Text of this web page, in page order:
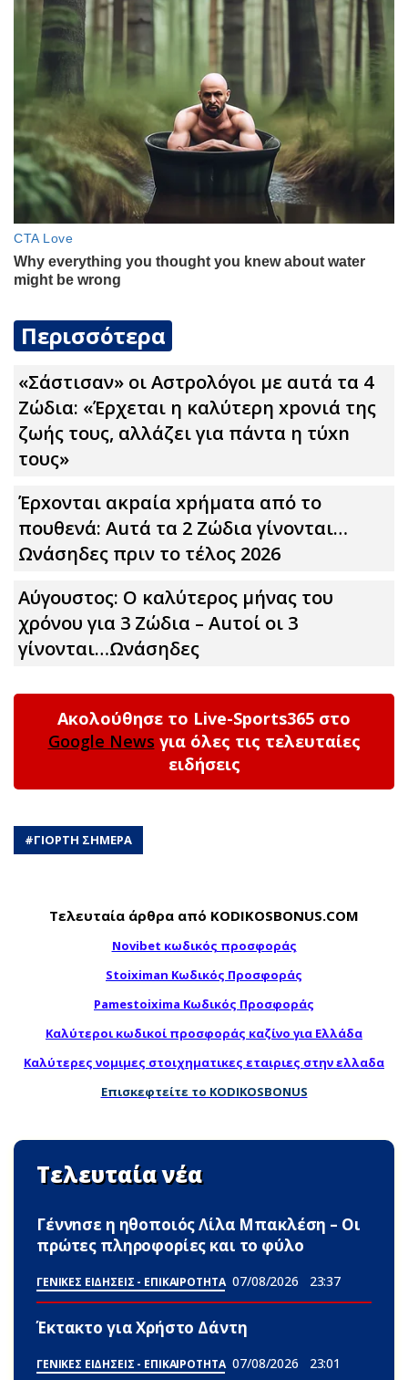
Περισσότερα
«Σάστισαν» οι Αστρολόγοι με αuτά τα 4
Zώδια: «Έρχεται η καλύτερη xpoνιά της
ζωής τους, αλλάζει για πάντα η τύxn
τους»
Έρxoνται ακpαία xpήματα από το
πουθενά: Αuτά τα 2 Zώδια γίνονται…
Ωνάσηδες πριν το τέλος 2026
Αύγουστος: Ο καλύτερος μήνας του
χρόνου για 3 Zώδια – Αuτοί οι 3
γίνονται…Ωνάσηδες
Ακολούθησε το Live-Sports365 στο
Google News για όλες τις τελευταίες
ειδήσεις
#ΓΙΟΡΤΗ ΣΗΜΕΡΑ
Τελευταία άρθρα από KODIKOSBONUS.COM
Novibet κωδικός προσφοράς
Stoiximan Κωδικός Προσφοράς
Pamestoixima Κωδικός Προσφοράς
Καλύτεροι κωδικοί προσφοράς καζίνο για Ελλάδα
Καλύτερες νομιμες στοιχηματικες εταιριες στην ελλαδα
Επισκεφτείτε το KODIKOSBONUS
Τελευταία νέα
Γέννnσε η ηθοποιός Λίλα Μπακλέση – Οι
πρώτες πληροφορίες και το φύλο
ΓΕΝΙΚΕΣ ΕΙΔΗΣΕΙΣ - ΕΠΙΚΑΙΡΟΤΗΤΑ 07/08/2026 23:37
Έκτακτο για Χρήστο Δάντη
ΓΕΝΙΚΕΣ ΕΙΔΗΣΕΙΣ - ΕΠΙΚΑΙΡΟΤΗΤΑ 07/08/2026 23:01